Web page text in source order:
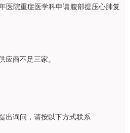
医院重症医学科申请腹部提压心肺复
应商不足三家。
出询问，请按以下方式联系